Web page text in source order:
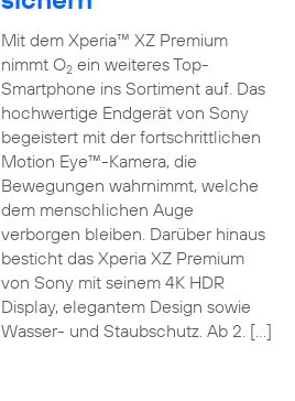
Mit dem Xperia™ XZ Premium
nimmt O2ein weiteres Top-
Smartphone ins Sortiment auf. Das
hochwertige Endgerät von Sony
begeistert mit der fortschrittlichen
Motion Eye™-Kamera, die
Bewegungen wahrnimmt, welche
dem menschlichen Auge
verborgen bleiben. Darüber hinaus
besticht das Xperia XZ Premium
von Sony mit seinem 4K HDR
Display, elegantem Design sowie
Wasser- und Staubschutz. Ab 2. […]